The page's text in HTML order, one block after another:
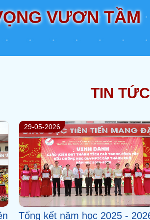
VƯƠN TẦM
TIN TỨC
18-06-2026
Trường TH, THCS và THPT